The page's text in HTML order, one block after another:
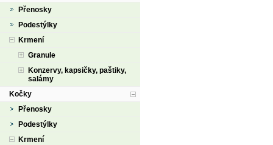
Přenosky
Podestýlky
Krmení
Granule
Konzervy, kapsičky, paštiky,
salámy
Kočky
Přenosky
Podestýlky
Krmení